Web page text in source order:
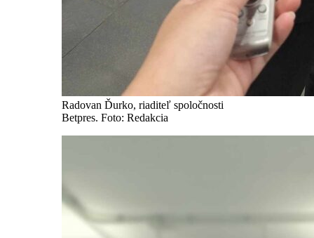
Radovan Ďurko, riaditeľ spoločnosti
Betpres. Foto: Redakcia